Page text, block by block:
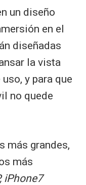
un diseño
en el
diseñadas
la vista
y para que
no quede
más grandes,
más
iPhone7